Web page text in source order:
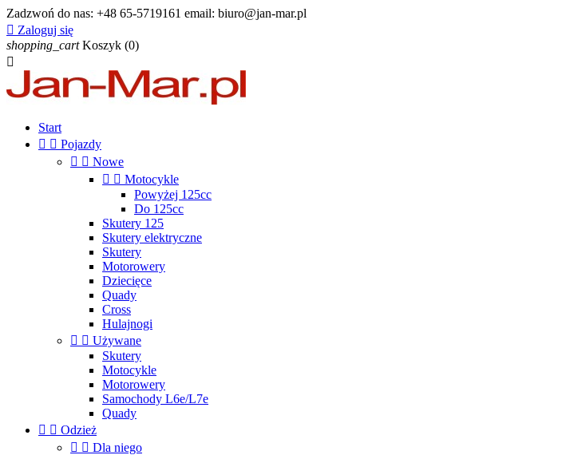
Zadzwoń do nas: +48 65-5719161 email: biuro@jan-mar.pl
 Zaloguj się
shopping_cart Koszyk (0)

Start
  Pojazdy
  Nowe
  Motocykle
Powyżej 125cc
Do 125cc
Skutery 125
Skutery elektryczne
Skutery
Motorowery
Dziecięce
Quady
Cross
Hulajnogi
  Używane
Skutery
Motocykle
Motorowery
Samochody L6e/L7e
Quady
  Odzież
  Dla niego